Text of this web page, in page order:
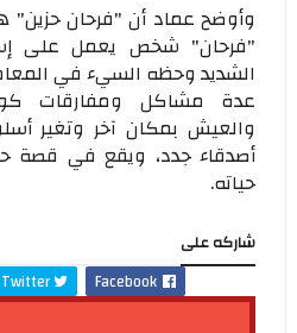
وأوضح عماد أن "فرحان
"فرحان" شخص يعمل على
الشديد وحظه السيء في
عدة مشاكل ومفارقات
والعيش بمكان آخر وتغير
أصدقاء جدد، ويقع في قصة
حياته.
شاركه على
Facebook
Twitter